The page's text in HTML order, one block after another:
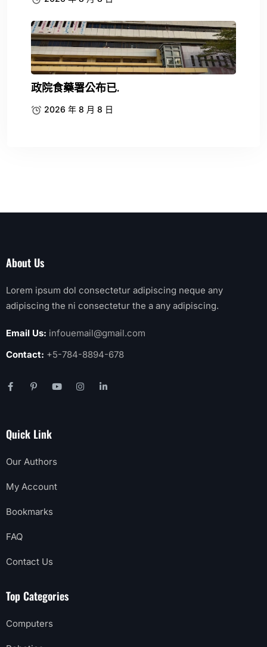
政院食藥署公布已.
2026 年 8 月 8 日
About Us
Lorem ipsum dol consectetur adipiscing neque any
adipiscing the ni consectetur the a any adipiscing.
Email Us: infouemail@gmail.com
Contact: +5-784-8894-678
Quick Link
Our Authors
My Account
Bookmarks
FAQ
Contact Us
Top Categories
Computers